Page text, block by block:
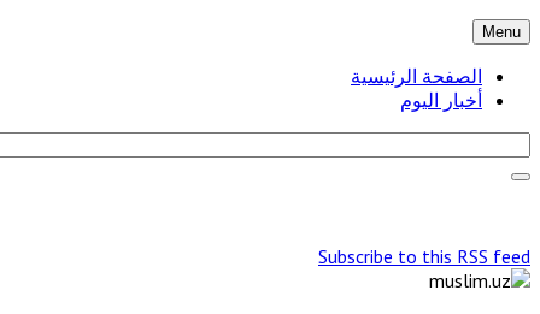
Menu
الصفحة الرئيسية
أخبار اليوم
Subscribe to this RSS feed